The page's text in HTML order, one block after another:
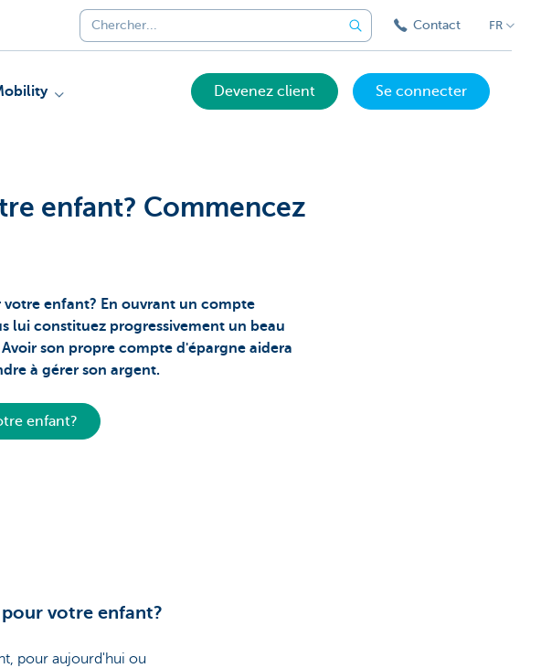
Contact FR
Devenez client Se connecter
enfant? Commencez
enfant? En ouvrant un compte
lui constituez progressivement un beau
son propre compte d'épargne aidera
à gérer son argent.
enfant?
votre enfant?
pour aujourd'hui ou